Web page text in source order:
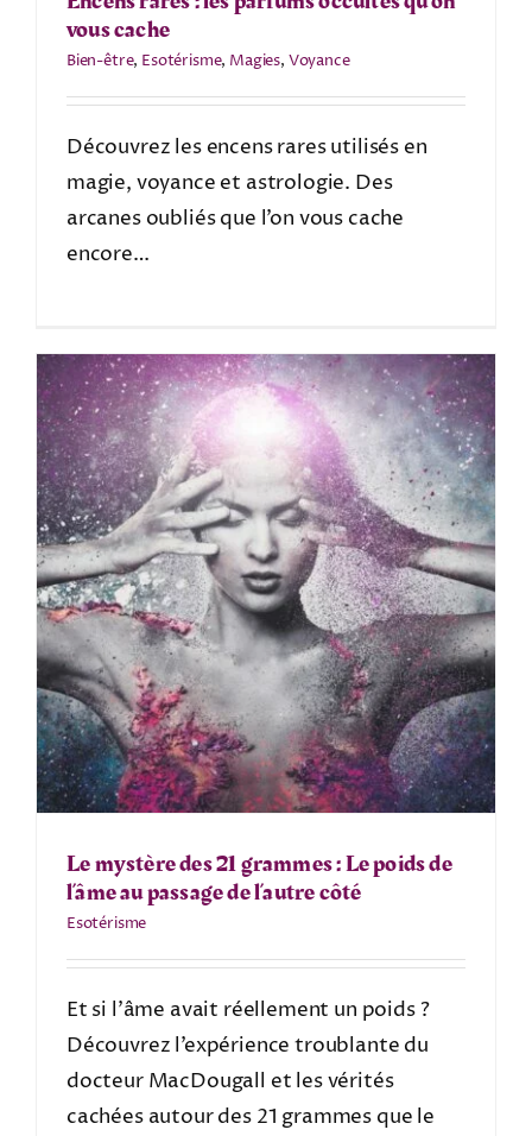
vous cache
Bien-être, Esotérisme, Magies, Voyance
Découvrez les encens rares utilisés en
magie, voyance et astrologie. Des
arcanes oubliés que l’on vous cache
encore…
Le mystère des 21 grammes : Le poids de
l’âme au passage de l’autre côté
Esotérisme
Et si l’âme avait réellement un poids ?
Découvrez l’expérience troublante du
docteur MacDougall et les vérités
cachées autour des 21 grammes que le